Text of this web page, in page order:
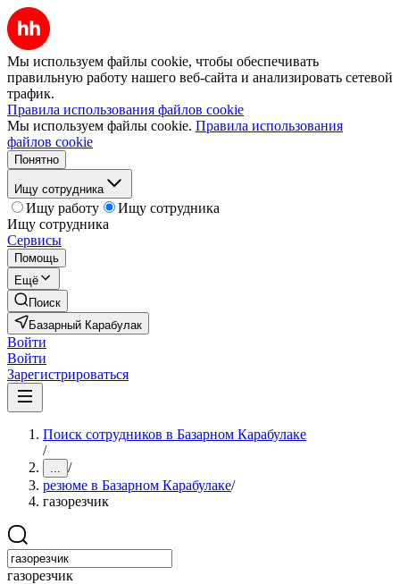
Мы используем файлы cookie, чтобы обеспечивать
правильную работу нашего веб-сайта и анализировать сетевой
трафик.
Правила использования файлов cookie
Мы используем файлы cookie. Правила использования
файлов cookie
Понятно
Ищу сотрудника
Ищу работу
Ищу сотрудника
Ищу сотрудника
Сервисы
Помощь
Ещё
Поиск
Базарный Карабулак
Войти
Войти
Зарегистрироваться
Поиск сотрудников в Базарном Карабулаке
/
... /
резюме в Базарном Карабулаке/
газорезчик
газорезчик